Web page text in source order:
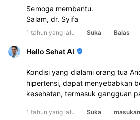
Semoga membantu.
Salam, dr. Syifa
1 tahun yang lalu Suka Balas
Hello Sehat AI
Kondisi yang dialami orang tua
hipertensi, dapat menyebabkan
kesehatan, termasuk gangguan
tidak normal di tangan dan kaki
1 tahun yang lalu Suka masukan